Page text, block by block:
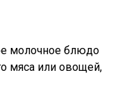
молочное блюдо
мяса или овощей,